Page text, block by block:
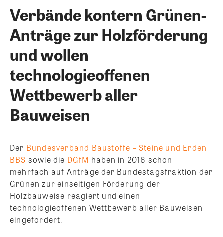
Verbände kontern Grünen-
Anträge zur Holzförderung
und wollen
technologieoffenen
Wettbewerb aller
Bauweisen
Der Bundesverband Baustoffe – Steine und Erden
BBS sowie die DGfM haben in 2016 schon
mehrfach auf Anträge der Bundestagsfraktion der
Grünen zur einseitigen Förderung der
Holzbauweise reagiert und einen
technologieoffenen Wettbewerb aller Bauweisen
eingefordert.